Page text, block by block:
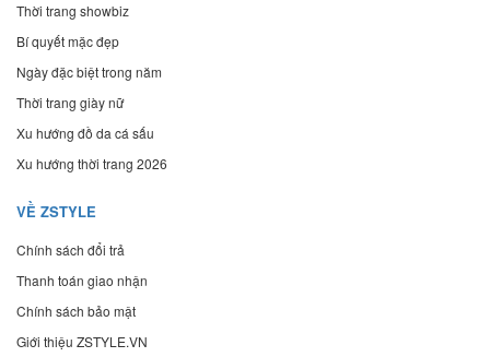
Thời trang showbiz
Bí quyết mặc đẹp
Ngày đặc biệt trong năm
Thời trang giày nữ
Xu hướng đồ da cá sấu
Xu hướng thời trang 2026
VỀ ZSTYLE
Chính sách đổi trả
Thanh toán giao nhận
Chính sách bảo mật
Giới thiệu ZSTYLE.VN